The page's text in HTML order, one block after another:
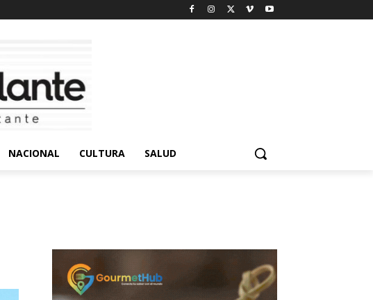
NACIONAL CULTURA SALUD